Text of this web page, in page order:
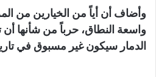
وأضاف أن أياً من الخيارين من
واسعة النطاق، حرباً من شأنها
الدمار سيكون غير مسبوق في